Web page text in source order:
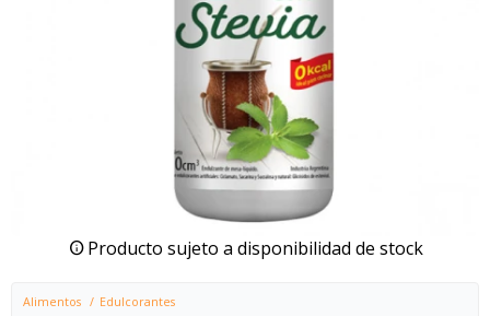
Producto sujeto a disponibilidad de stock
Alimentos Edulcorantes